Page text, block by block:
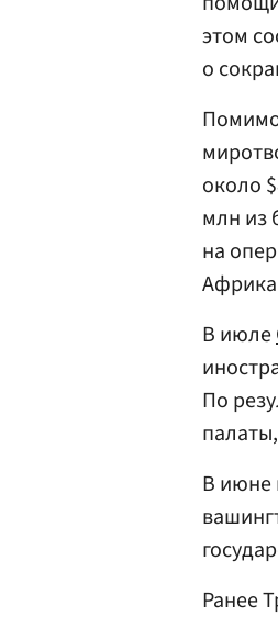
этом
о
около
млн из
на
В июле
По
В июне
Ранее